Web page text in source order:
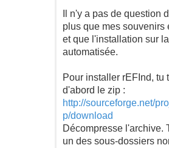
Il n'y a pas de question
plus que mes souvenirs
et que l'installation sur
automatisée.
Pour installer rEFInd, tu
d'abord le zip :
http://sourceforge.net/
p/download
Décompresse l'archive.
un des sous-dossiers